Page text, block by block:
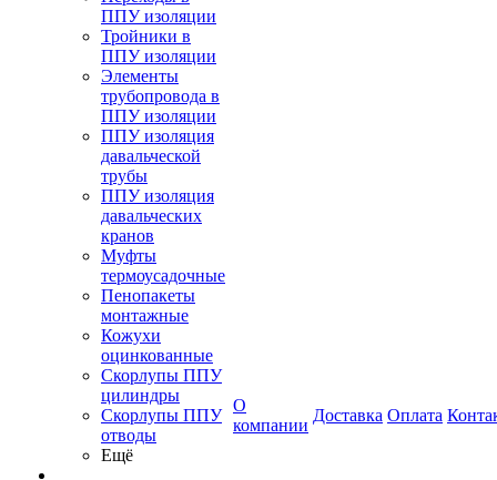
ППУ изоляции
Тройники в
ППУ изоляции
Элементы
трубопровода в
ППУ изоляции
ППУ изоляция
давальческой
трубы
ППУ изоляция
давальческих
кранов
Муфты
термоусадочные
Пенопакеты
монтажные
Кожухи
оцинкованные
Скорлупы ППУ
цилиндры
Скорлупы ППУ
отводы
Ещё
О
компании
Доставка Оплата